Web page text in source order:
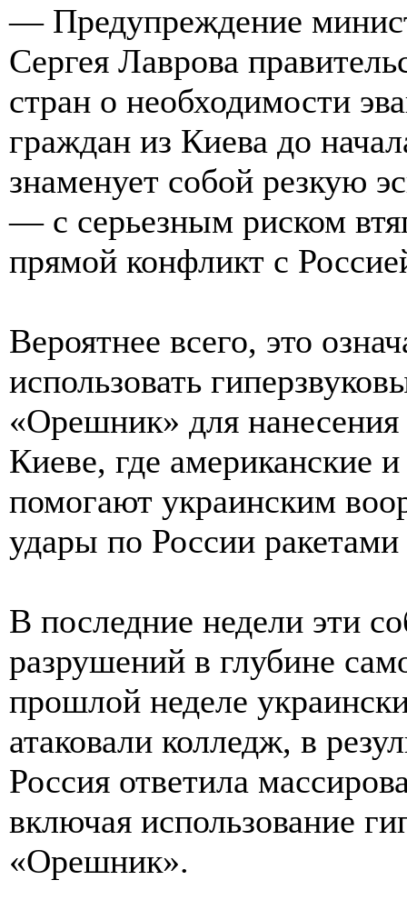
— Предупреждение
Сергея Лаврова
стран о необходимости
граждан из Киева до
знаменует собой резкую
— с серьезным риском
прямой конфликт с
Вероятнее всего, это
использовать
«Орешник» для
Киеве, где американские
помогают украинским
удары по России
В последние недели эти
разрушений в глубине
прошлой неделе
атаковали колледж, в
Россия ответила
включая использование
«Орешник».